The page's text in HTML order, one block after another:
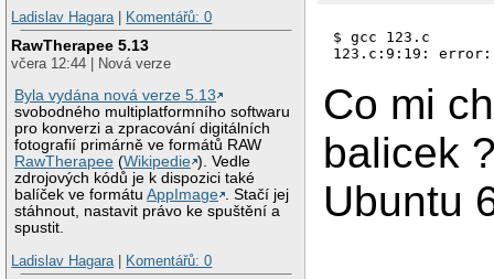
Ladislav Hagara
Komentářů: 0
RawTherapee 5.13
včera 12:44 | Nová verze
Byla vydána nová verze 5.13
svobodného multiplatformního softwaru
pro konverzi a zpracování digitálních
fotografií primárně ve formátů RAW
RawTherapee (Wikipedie ). Vedle
zdrojových kódů je k dispozici také
balíček ve formátuAppImage . Stačí jej
stáhnout, nastavit právo ke spuštění a
spustit.
Ladislav Hagara
Komentářů: 0
$ gcc 123.c
Co mi
balicek
Ubuntu